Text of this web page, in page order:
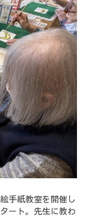
手紙教室を開催し
ート。先生に教わ